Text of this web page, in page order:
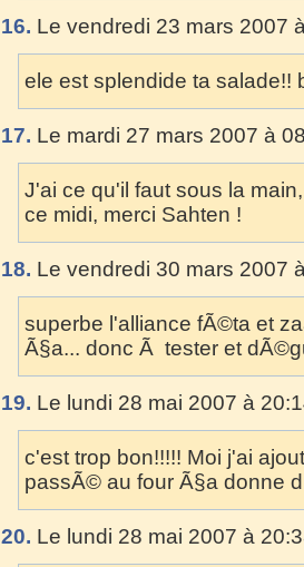
16. Le vendredi 23 mars 2007
ele est splendide ta salade!!
17. Le mardi 27 mars 2007 à
J'ai ce qu'il faut sous la
ce midi, merci Sahten !
18. Le vendredi 30 mars 2007
superbe l'alliance fÃ©ta et
Ã§a... donc Ã tester et
19. Le lundi 28 mai 2007 à
c'est trop bon!!!!! Moi j'ai
passÃ© au four Ã§a donne
20. Le lundi 28 mai 2007 à